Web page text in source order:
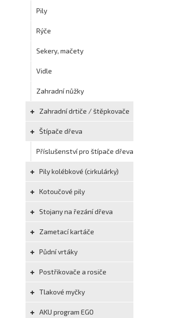
Pily
Rýče
Sekery, mačety
Vidle
Zahradní nůžky
Zahradní drtiče / štěpkovače
Štípače dřeva
Příslušenství pro štípače dřeva
Pily kolébkové (cirkulárky)
Kotoučové pily
Stojany na řezání dřeva
Zametací kartáče
Půdní vrtáky
Postřikovače a rosiče
Tlakové myčky
AKU program EGO